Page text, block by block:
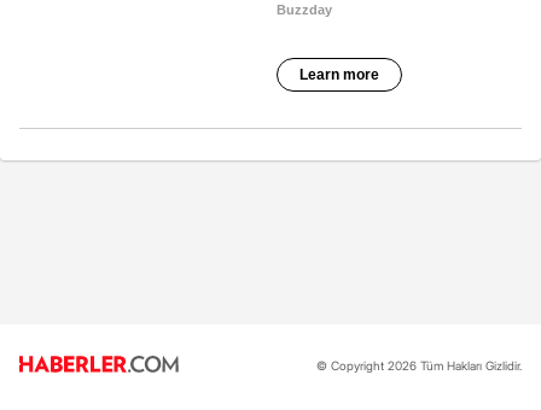
© Copyright 2026 Tüm Hakları Gizlidir.